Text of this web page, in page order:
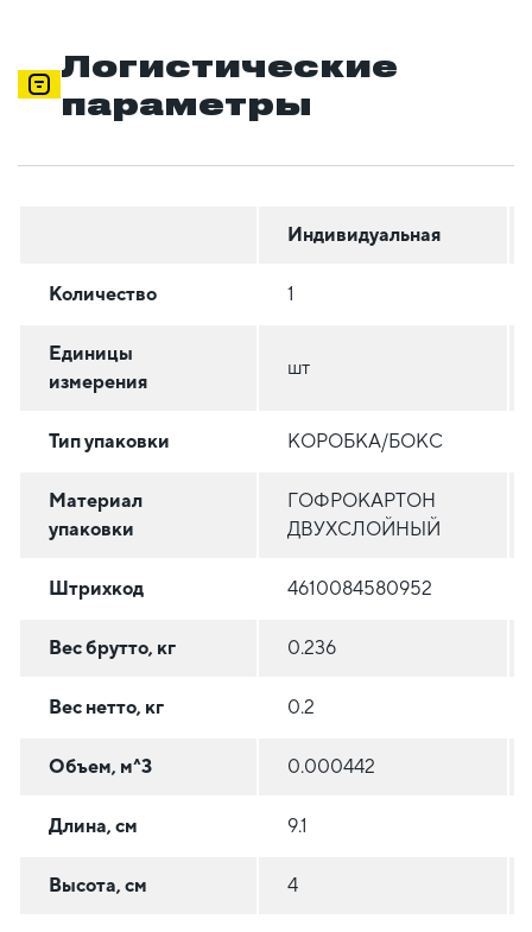
Логистические
параметры
Индивидуальная
Количество 1
Единицы
измерения
шт
Тип упаковки КОРОБКА/БОКС
Материал
упаковки
ГОФРОКАРТОН
ДВУХСЛОЙНЫЙ
Штрихкод 4610084580952
Вес брутто, кг 0.236
Вес нетто, кг 0.2
Объем, м^3 0.000442
Длина, см 9.1
Высота, см 4